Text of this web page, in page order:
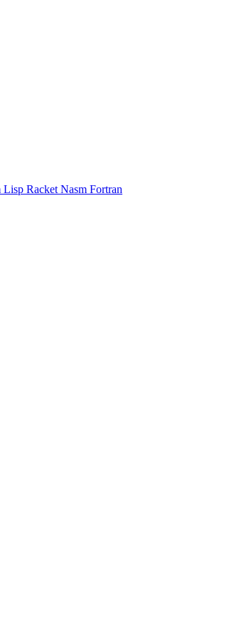
Lisp Racket Nasm Fortran